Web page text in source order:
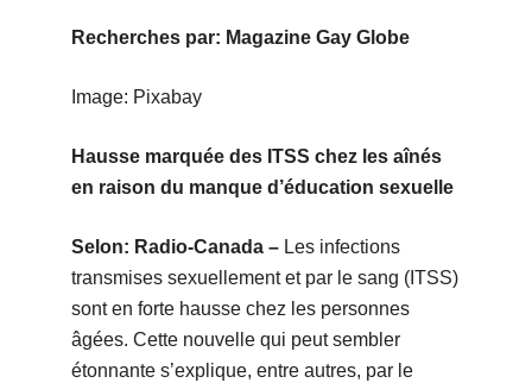
Recherches par: Magazine Gay Globe
Image: Pixabay
Hausse marquée des ITSS chez les aînés
en raison du manque d’éducation sexuelle
Selon: Radio-Canada –Les infections
transmises sexuellement et par le sang (ITSS)
sont en forte hausse chez les personnes
âgées. Cette nouvelle qui peut sembler
étonnante s’explique, entre autres, par le